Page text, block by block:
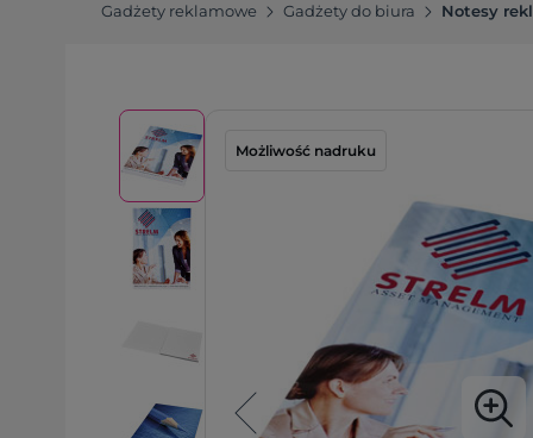
Gadżety reklamowe Gadżety do biura Notesy
Możliwość nadruku